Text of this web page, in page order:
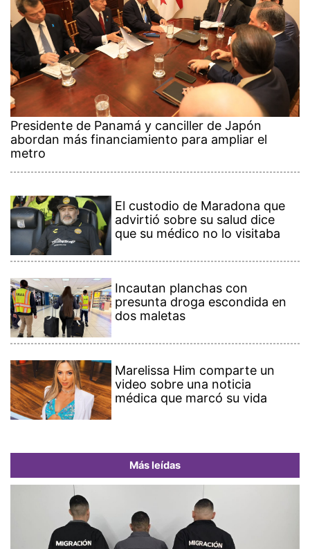
Presidente de Panamá y canciller de Japón
abordan más financiamiento para ampliar el
metro
El custodio de Maradona que
advirtió sobre su salud dice
que su médico no lo visitaba
Incautan planchas con
presunta droga escondida en
dos maletas
Marelissa Him comparte un
video sobre una noticia
médica que marcó su vida
Más leídas